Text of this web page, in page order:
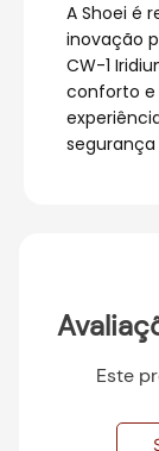
A Shoei é
inovação
CW-1
conforto e
Este